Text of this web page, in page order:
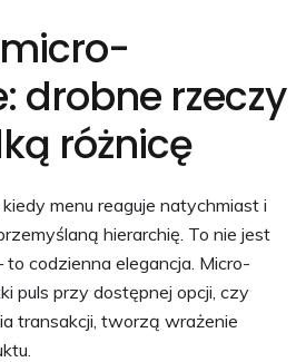
drobne rzeczy
różnicę
menu reaguje natychmiast i
hierarchię. To nie jest
codzienna elegancja. Micro-
puls przy dostępnej opcji, czy
transakcji, tworzą wrażenie